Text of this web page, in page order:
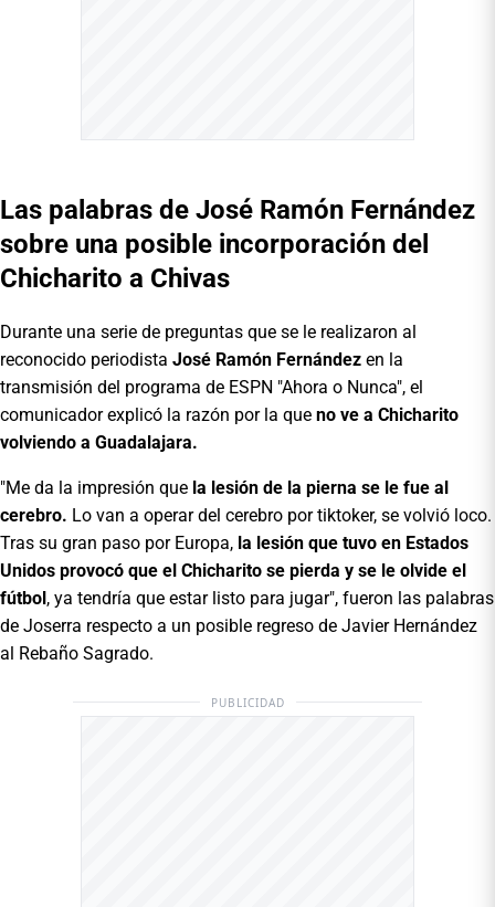
Las palabras de José Ramón Fernández
sobre una posible incorporación del
Chicharito a Chivas
Durante una serie de preguntas que se le realizaron al
reconocido periodista José Ramón Fernández en la
transmisión del programa de ESPN "Ahora o Nunca", el
comunicador explicó la razón por la que no ve a Chicharito
volviendo a Guadalajara.
"Me da la impresión que la lesión de la pierna se le fue al
cerebro. Lo van a operar del cerebro por tiktoker, se volvió loco.
Tras su gran paso por Europa, la lesión que tuvo en Estados
Unidos provocó que el Chicharito se pierda y se le olvide el
fútbol, ya tendría que estar listo para jugar", fueron las palabras
de Joserra respecto a un posible regreso de Javier Hernández
al Rebaño Sagrado.
PUBLICIDAD